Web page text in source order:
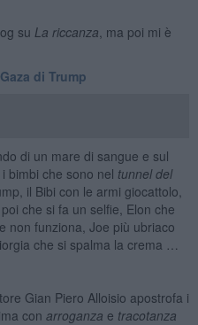
su La riccanza , ma poi mi è
di Trump
di un mare di sangue e sul
bimbi che sono nel tunnel del
il Bibi con le armi giocattolo,
che si fa un selfie, Elon che
non funziona, Joe più ubriaco
che si spalma la crema …
Gian Piero Alloisio apostrofa i
con arroganza e tracotanza